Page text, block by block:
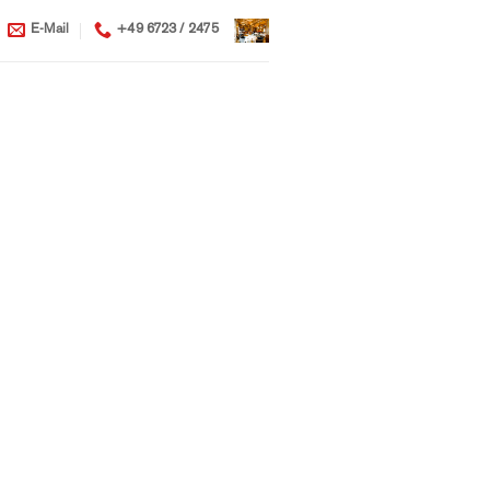
E-Mail +49 6723 / 2475